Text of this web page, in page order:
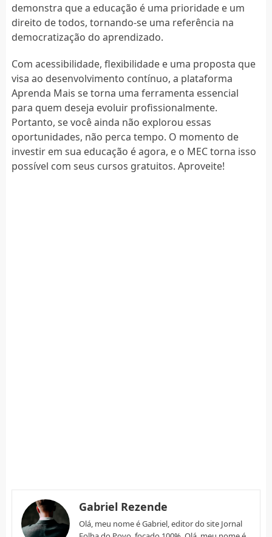
demonstra que a educação é uma prioridade e um
direito de todos, tornando-se uma referência na
democratização do aprendizado.
Com acessibilidade, flexibilidade e uma proposta que
visa ao desenvolvimento contínuo, a plataforma
Aprenda Mais se torna uma ferramenta essencial
para quem deseja evoluir profissionalmente.
Portanto, se você ainda não explorou essas
oportunidades, não perca tempo. O momento de
investir em sua educação é agora, e o MEC torna isso
possível com seus cursos gratuitos. Aproveite!
Gabriel Rezende
Olá, meu nome é Gabriel, editor do site Jornal